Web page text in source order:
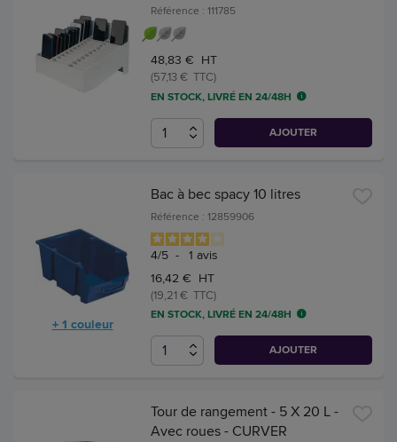
Référence : 111785
48,83 € HT
(57,13 € TTC)
EN STOCK, LIVRÉ EN 24/48H
AJOUTER
+ 1 couleur
Bac à bec spacy 10 litres
Référence : 12859906
4/5 - 1 avis
16,42 € HT
(19,21 € TTC)
EN STOCK, LIVRÉ EN 24/48H
AJOUTER
Tour de rangement - 5 X 20 L -
Avec roues - CURVER